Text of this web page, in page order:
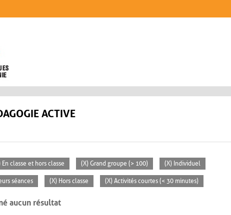
ACTIVE
En classe et hors classe (X) Grand groupe (> 100) (X) Individuel
séances (X) Hors classe (X) Activités courtes (< 30 minutes)
aucun résultat